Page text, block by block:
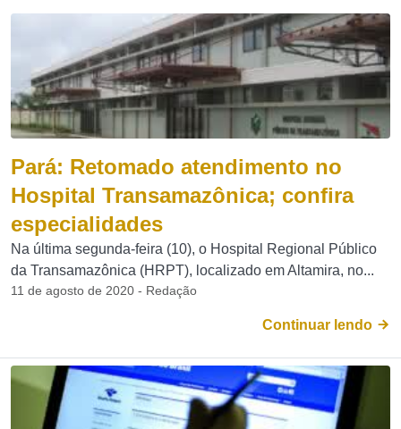
Pará: Retomado atendimento no
Hospital Transamazônica; confira
especialidades
Na última segunda-feira (10), o Hospital Regional Público
da Transamazônica (HRPT), localizado em Altamira, no...
11 de agosto de 2020 - Redação
Continuar lendo